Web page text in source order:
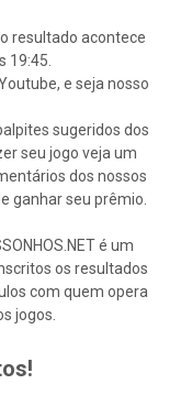
resultado acontece
19:45.
e seja nosso
sugeridos dos
seu jogo veja um
dos nossos
ganhar seu prêmio.
é um
os resultados
com quem opera
jogos.